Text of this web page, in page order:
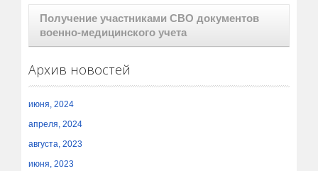
Получение участниками СВО документов
военно-медицинского учета
Архив новостей
июня, 2024
апреля, 2024
августа, 2023
июня, 2023